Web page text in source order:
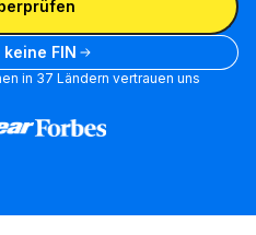
FIN
in 37 Ländern vertrauen uns